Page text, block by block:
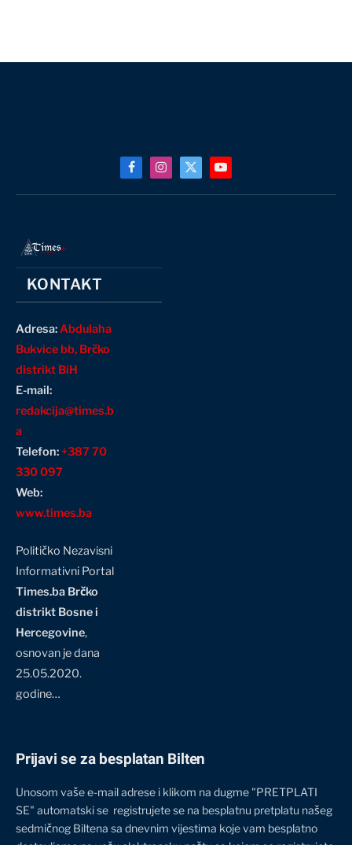
FacebookInstagram
X
YouTube
KONTAKT
Adresa:Abdulaha
Bukvice bb, Brčko
distrikt BiH
E-mail:
redakcija@times.b
a
Telefon:+387 70
330 097
Web:
www.times.ba
Političko Nezavisni
Informativni Portal
Times.ba Brčko
distrikt Bosne i
Hercegovine,
osnovan je dana
25.05.2020.
godine…
Prijavi se za besplatan Bilten
Unosom vaše e-mail adrese i klikom na dugme "PRETPLATI
SE" automatski se registrujete se na besplatnu pretplatu našeg
sedmičnog Biltena sa dnevnim vijestima koje vam besplatno